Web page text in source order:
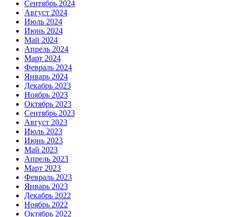
Сентябрь 2024
Август 2024
Июль 2024
Июнь 2024
Май 2024
Апрель 2024
Март 2024
Февраль 2024
Январь 2024
Декабрь 2023
Ноябрь 2023
Октябрь 2023
Сентябрь 2023
Август 2023
Июль 2023
Июнь 2023
Май 2023
Апрель 2023
Март 2023
Февраль 2023
Январь 2023
Декабрь 2022
Ноябрь 2022
Октябрь 2022